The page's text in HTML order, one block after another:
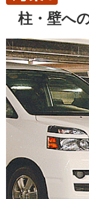
柱・壁へ